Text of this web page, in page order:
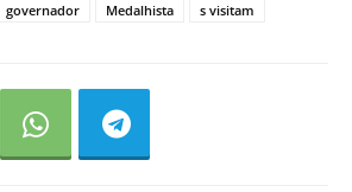
governador Medalhista s visitam